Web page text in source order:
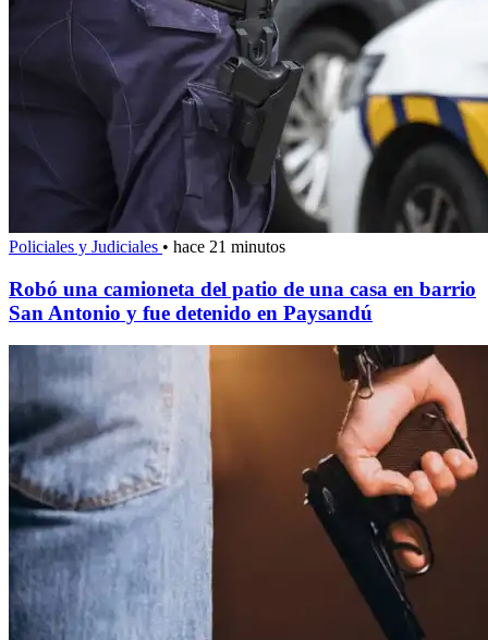
Policiales y Judiciales • hace 21 minutos
Robó una camioneta del patio de una casa en barrio
San Antonio y fue detenido en Paysandú